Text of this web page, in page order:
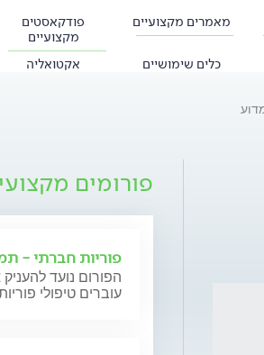
מאמרים מקצועיים
פודקאסטים
מקצועיים
כלים שימושיים אקטואליה
פורומים
פוריות חברתי -
הפורום נועד
עוברים טיפולי